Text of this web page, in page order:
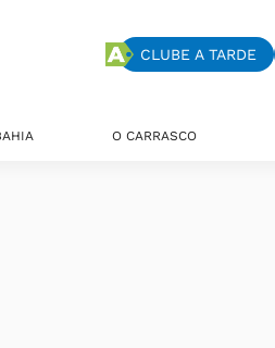
CLUBE A TARDE
O CARRASCO